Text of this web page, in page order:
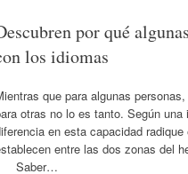
por qué
los idiomas
que para algunas
otras no lo es tanto. Según
en esta capacidad
entre las dos zonas del